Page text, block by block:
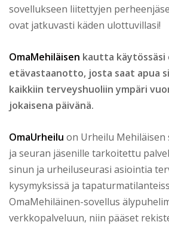
sovellukseen liitettyjen
ovat jatkuvasti käden ulottuvillasi!
OmaMehiläisen kautta käytössäsi
etävastaanotto, josta saat apua
kaikkiin terveyshuoliin ympäri
jokaisena päivänä.
OmaUrheilu on Urheilu
ja seuran jäsenille tarkoitettu
sinun ja urheiluseurasi asiointia
kysymyksissä ja
OmaMehiläinen-sovellus
verkkopalveluun, niin pääset